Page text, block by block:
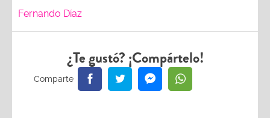
Fernando Díaz
¿Te gustó? ¡Compártelo!